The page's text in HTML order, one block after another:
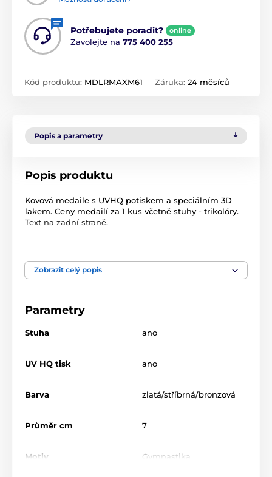
Potřebujete poradit? online
Zavolejte na 775 400 255
Kód produktu: MDLRMAXM61 Záruka: 24 měsíců
Popis a parametry
Popis produktu
Kovová medaile s UVHQ potiskem a speciálním 3D
lakem. Ceny medailí za 1 kus včetně stuhy - trikolóry.
Text na zadní straně.
Gymnastika
Kovové medaile s grafikou (UV potisk na zadní
MDLRMAX
Zobrazit celý popis
Parametry
Stuha ano
UV HQ tisk ano
Barva zlatá/stříbrná/bronzová
Průměr cm 7
Motiv Gymnastika